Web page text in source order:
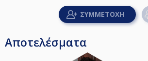
Αποτελέσματα